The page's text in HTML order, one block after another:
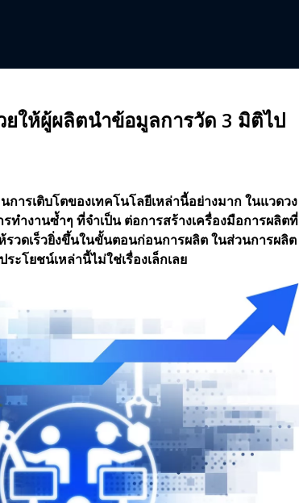
ให้ผู้ผลิตนำข้อมูลการวัด 3 มิติไป
รเติบโตของเทคโนโลยีเหล่านี้อย่างมาก ในแวดวง
ำงานซ้ำๆ ที่จำเป็น ต่อการสร้างเครื่องมือการผลิตที่
วดเร็วยิ่งขึ้นในขั้นตอนก่อนการผลิต ในส่วนการผลิต
โยชน์เหล่านี้ไม่ใช่เรื่องเล็กเลย